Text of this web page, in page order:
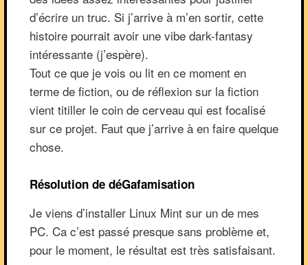
d’écrire un truc. Si j’arrive à m’en sortir, cette
histoire pourrait avoir une vibe dark-fantasy
intéressante (j’espère).
Tout ce que je vois ou lit en ce moment en
terme de fiction, ou de réflexion sur la fiction
vient titiller le coin de cerveau qui est focalisé
sur ce projet. Faut que j’arrive à en faire quelque
chose.
Résolution de déGafamisation
Je viens d’installer Linux Mint sur un de mes
PC. Ca c’est passé presque sans problème et,
pour le moment, le résultat est très satisfaisant.